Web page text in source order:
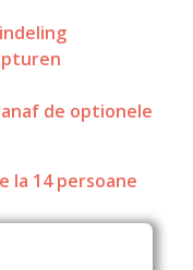
de optionele
la 14 persoane